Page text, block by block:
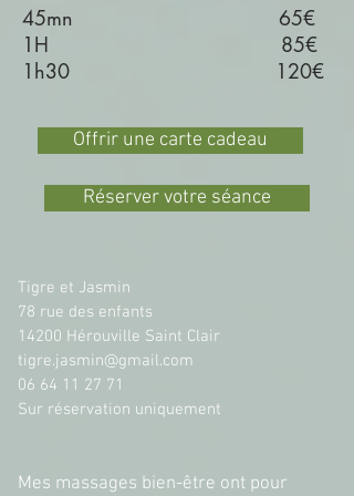
45mn 65€
1H 85€
1h30 120€
Offrir une carte cadeau
Réserver votre séance
Tigre et Jasmin
78 rue des enfants
14200 Hérouville Saint Clair
tigre.jasmin@gmail.com
06 64 11 27 71
Sur réservation uniquement
Mes massages bien-être ont pour